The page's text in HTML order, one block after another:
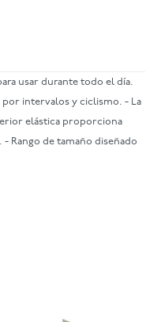
usar durante todo el día.
intervalos y ciclismo. - La
elástica proporciona
Rango de tamaño diseñado